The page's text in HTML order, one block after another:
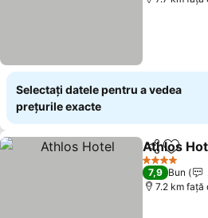
Selectați datele pentru a vedea
prețurile exacte
Distribuiți
Athlos
4 Stele
7,9 Bun
7.2 km faţă